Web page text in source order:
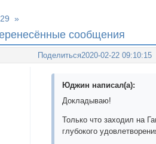
сообщения
29 »
Поделиться2020-02-22 09:10:15
Юджин написал(а):
Докладываю!
Только что заходил на
глубокого